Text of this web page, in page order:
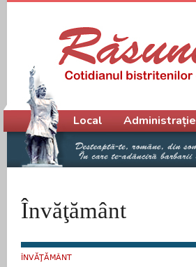
Învăţământ
ÎNVĂŢĂMÂNT
Meniu principal
Local Administrație